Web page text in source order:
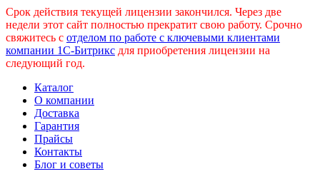
Срок действия текущей лицензии закончился. Через две
недели этот сайт полностью прекратит свою работу. Срочно
свяжитесь с отделом по работе с ключевыми клиентами
компании 1С-Битрикс для приобретения лицензии на
следующий год.
Каталог
О компании
Доставка
Гарантия
Прайсы
Контакты
Блог и советы